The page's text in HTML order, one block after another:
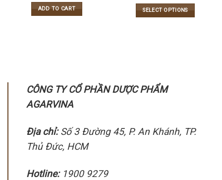
ADD TO CART SELECT OPTIONS
options
may
on
the
CÔNG TY CỔ PHẦN DƯỢC PHẨM
AGARVINA
Địa chỉ:Số 3 Đường 45, P. An Khánh, TP.
Thủ Đức, HCM
Hotline: 1900 9279